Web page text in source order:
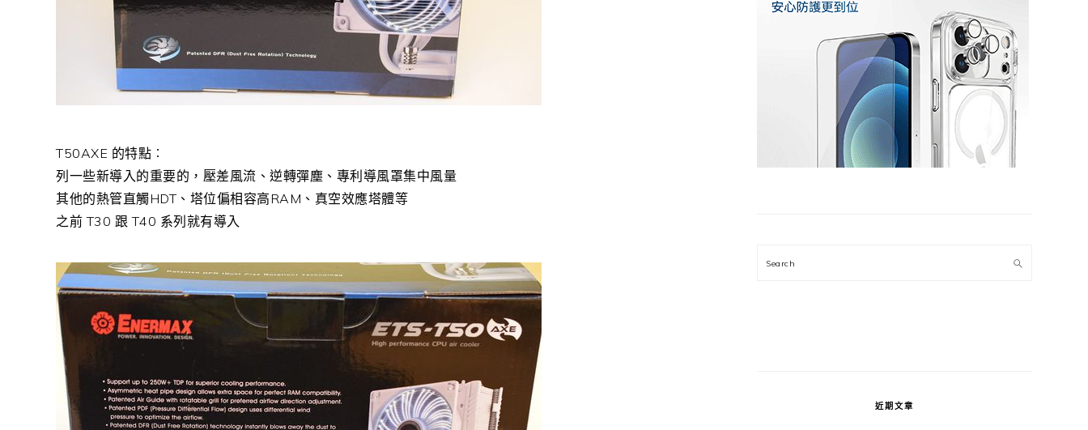
T50AXE 的特點︰
列一些新導入的重要的，壓差風流、逆轉彈塵、專利導風罩集中風量
其他的熱管直觸HDT、塔位偏相容高RAM、真空效應塔體等
之前 T30 跟 T40 系列就有導入
Search
近期文章